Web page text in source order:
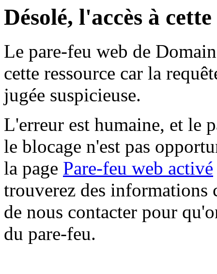
Désolé, l'accès à
Le pare-feu web de
cette ressource car la
jugée suspicieuse.
L'erreur est humaine, et le
le blocage n'est pas
la page Pare-feu web activé
trouverez des informations
de nous contacter pour
du pare-feu.